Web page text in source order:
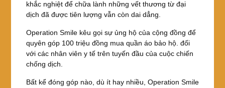
khắc nghiệt để chữa lành những vết thương từ đại
dịch đã được tiên lượng vẫn còn dai dẳng.
Operation Smile kêu gọi sự ủng hộ của cộng đồng để
quyên góp 100 triệu đồng mua quần áo bảo hộ. đối
với các nhân viên y tế trên tuyến đầu của cuộc chiến
chống dịch.
Bất kể đóng góp nào, dù ít hay nhiều, Operation Smile